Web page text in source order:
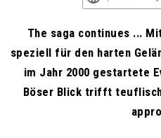
The saga continues ...
speziell für den harten
im Jahr 2000 gestartete
Böser Blick trifft